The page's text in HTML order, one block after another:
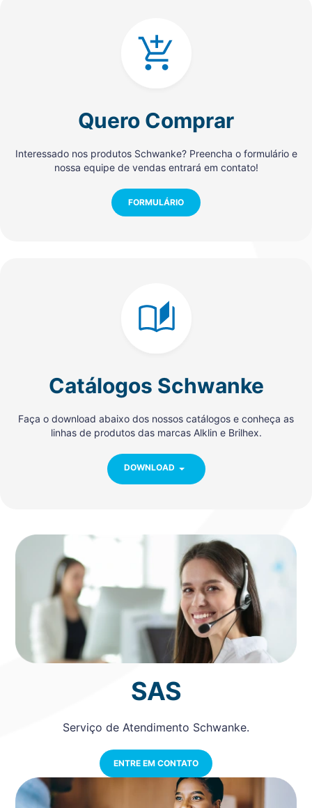
Quero Comprar
Interessado nos produtos Schwanke? Preencha o formulário e
nossa equipe de vendas entrará em contato!
FORMULÁRIO
Catálogos Schwanke
Faça o download abaixo dos nossos catálogos e conheça as
linhas de produtos das marcas Alklin e Brilhex.
DOWNLOAD
SAS
Serviço de Atendimento Schwanke.
ENTRE EM CONTATO